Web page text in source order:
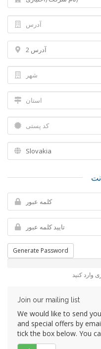
Generate Password
وارد کنید
Join our mailing list
We would like to send
and special offers by
tick the box below. You